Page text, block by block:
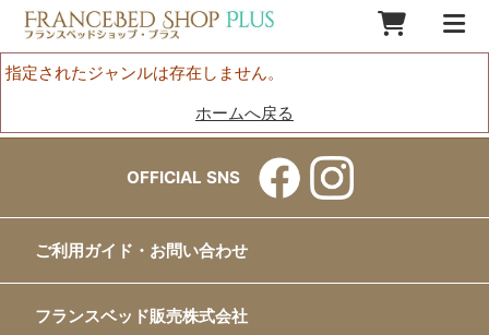
指定されたジャンルは存在しません。
ホームへ戻る
OFFICIAL SNS
ご利用ガイド・お問い合わせ
フランスベッド販売株式会社